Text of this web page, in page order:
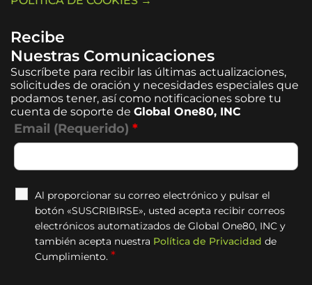
Recibe
Nuestras Comunicaciones
Suscríbete para recibir las últimas actualizaciones,
solicitudes de oración y necesidades especiales que
podamos tener, así como notificaciones sobre tu
cuenta de soporte de Global One80, INC
Email (Requerido) *
Al proporcionar su correo electrónico y pulsar el
botón «SUSCRIBIRSE», usted acepta recibir correos
electrónicos automatizados de Global One80, INC y
también acepta nuestra Política de Privacidad de
Cumplimiento. *